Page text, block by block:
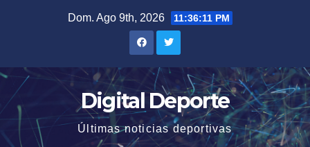
Dom. Ago 9th, 2026 11:36:11 PM
Digital Deporte
Últimas noticias deportivas